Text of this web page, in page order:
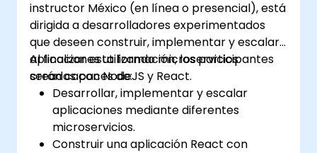
instructor México (en línea o presencial), está
dirigida a desarrolladores experimentados
que deseen construir, implementar y escalar
aplicaciones utilizando microservicios
creados con NodeJS y React.
Al finalizar esta formación, los participantes
serán capaces de:
Desarrollar, implementar y escalar
aplicaciones mediante diferentes
microservicios.
Construir una aplicación React con